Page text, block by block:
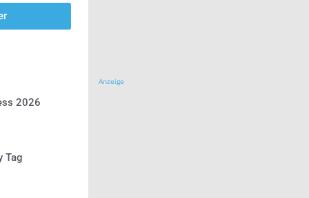
2026
Tag
Anzeige